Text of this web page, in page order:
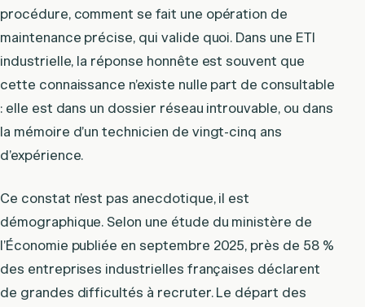
procédure, comment se fait une opération de
maintenance précise, qui valide quoi. Dans une ETI
industrielle, la réponse honnête est souvent que
cette connaissance n’existe nulle part de consultable
: elle est dans un dossier réseau introuvable, ou dans
la mémoire d’un technicien de vingt-cinq ans
d’expérience.
Ce constat n’est pas anecdotique, il est
démographique. Selon une étude du ministère de
l’Économie publiée en septembre 2025, près de 58 %
des entreprises industrielles françaises déclarent
de grandes difficultés à recruter. Le départ des